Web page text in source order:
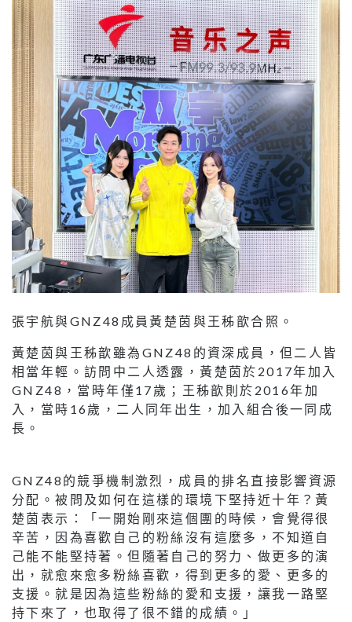
張宇航與GNZ48成員黃楚茵與王秭歆合照。
黃楚茵與王秭歆雖為GNZ48的資深成員，但二人皆
相當年輕。訪問中二人透露，黃楚茵於2017年加入
GNZ48，當時年僅17歲；王秭歆則於2016年加
入，當時16歲，二人同年出生，加入組合後一同成
長。
GNZ48的競爭機制激烈，成員的排名直接影響資源
分配。被問及如何在這樣的環境下堅持近十年？黃
楚茵表示：「一開始剛來這個團的時候，會覺得很
辛苦，因為喜歡自己的粉絲沒有這麼多，不知道自
己能不能堅持著。但隨著自己的努力、做更多的演
出，就愈來愈多粉絲喜歡，得到更多的愛、更多的
支援。就是因為這些粉絲的愛和支援，讓我一路堅
持下來了，也取得了很不錯的成績。」